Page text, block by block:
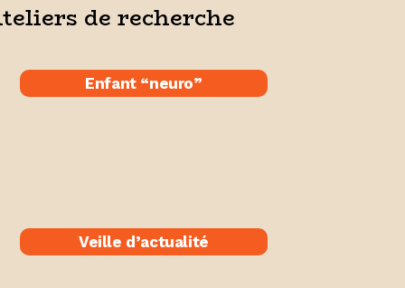
de recherche
Enfant “neuro”
Veille d’actualité